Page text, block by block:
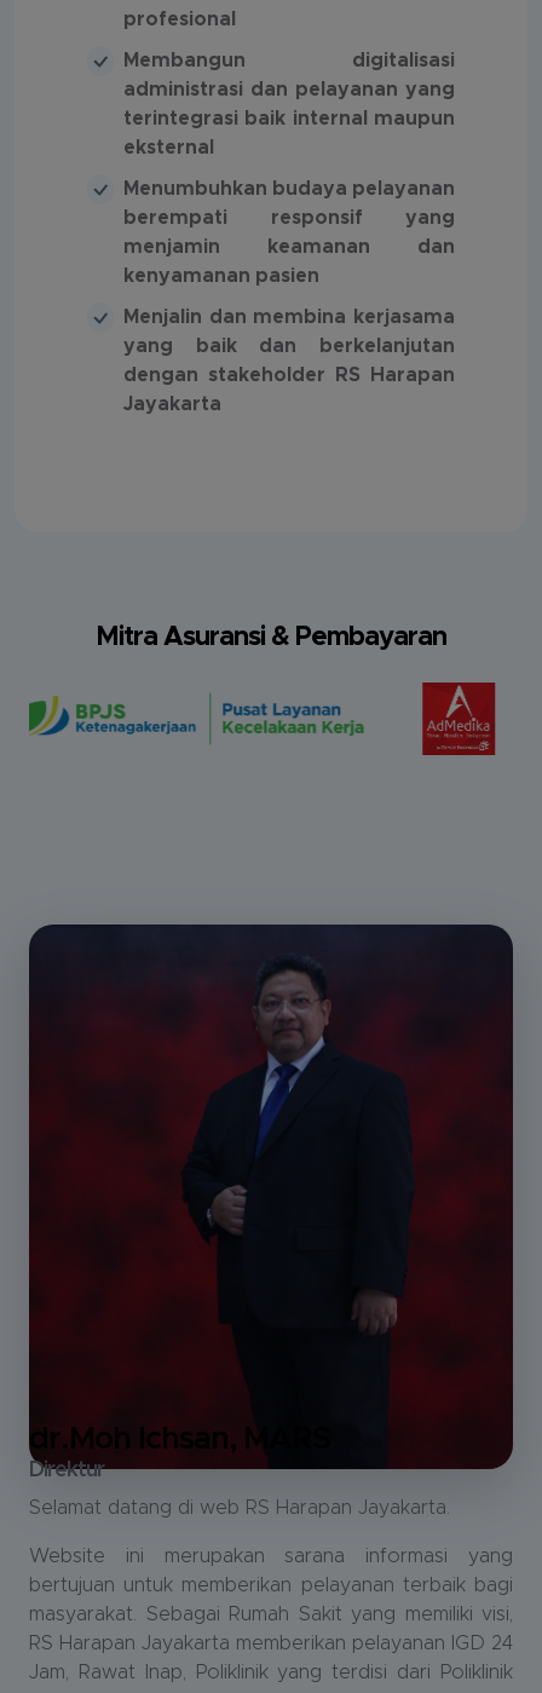
profesional
Membangun digitalisasi
administrasi dan pelayanan yang
terintegrasi baik internal maupun
eksternal
Menumbuhkan budaya pelayanan
berempati responsif yang
menjamin keamanan dan
kenyamanan pasien
Menjalin dan membina kerjasama
yang baik dan berkelanjutan
dengan stakeholder RS Harapan
Jayakarta
Mitra Asuransi & Pembayaran
dr.Moh Ichsan, MARS
Direktur
Selamat datang di web RS Harapan Jayakarta.
Website ini merupakan sarana informasi yang
bertujuan untuk memberikan pelayanan terbaik bagi
masyarakat. Sebagai Rumah Sakit yang memiliki visi,
RS Harapan Jayakarta memberikan pelayanan IGD 24
Jam, Rawat Inap, Poliklinik yang terdisi dari Poliklinik